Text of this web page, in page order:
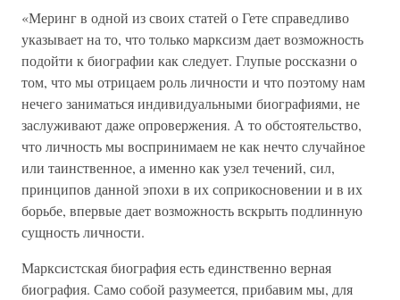
«Меринг в одной из своих статей о Гете справедливо
указывает на то, что только марксизм дает возможность
подойти к биографии как следует. Глупые россказни о
том, что мы отрицаем роль личности и что поэтому нам
нечего заниматься индивидуальными биографиями, не
заслуживают даже опровержения. А то обстоятельство,
что личность мы воспринимаем не как нечто случайное
или таинственное, а именно как узел течений, сил,
принципов данной эпохи в их соприкосновении и в их
борьбе, впервые дает возможность вскрыть подлинную
сущность личности.
Марксистская биография есть единственно верная
биография. Само собой разумеется, прибавим мы, для